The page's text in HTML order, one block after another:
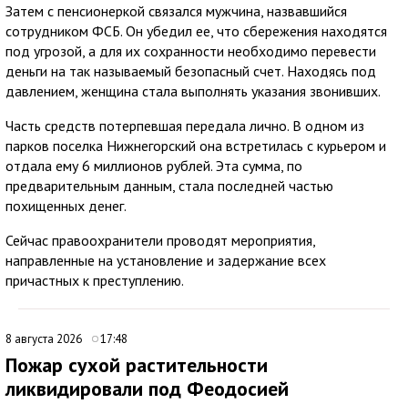
Затем с пенсионеркой связался мужчина, назвавшийся
сотрудником ФСБ. Он убедил ее, что сбережения находятся
под угрозой, а для их сохранности необходимо перевести
деньги на так называемый безопасный счет. Находясь под
давлением, женщина стала выполнять указания звонивших.
Часть средств потерпевшая передала лично. В одном из
парков поселка Нижнегорский она встретилась с курьером и
отдала ему 6 миллионов рублей. Эта сумма, по
предварительным данным, стала последней частью
похищенных денег.
Сейчас правоохранители проводят мероприятия,
направленные на установление и задержание всех
причастных к преступлению.
8 августа 2026 17:48
Пожар сухой растительности
ликвидировали под Феодосией